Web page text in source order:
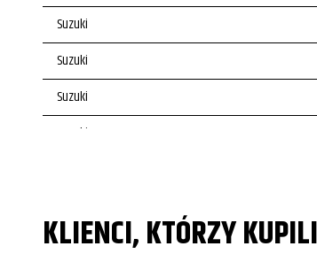
Suzuki
Suzuki
Suzuki
Suzuki
KLIENCI, KTÓRZY